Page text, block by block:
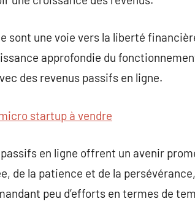
sont une voie vers la liberté
approfondie du
des revenus passifs en ligne.
startup à vendre
en ligne offrent un avenir
de la patience et de la
peu d’efforts en termes de